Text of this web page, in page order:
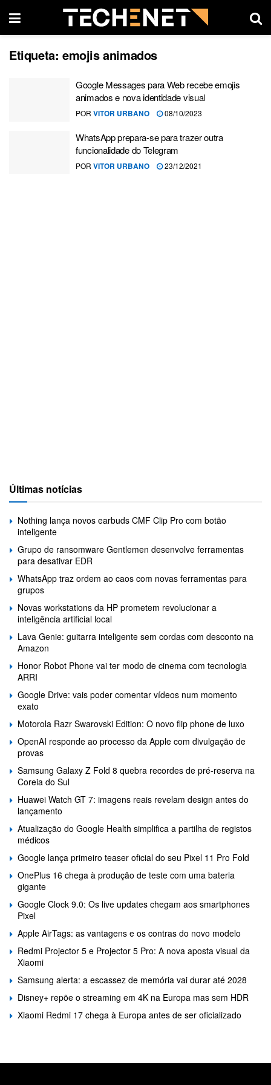
Etiqueta: emojis animados
Google Messages para Web recebe emojis
animados e nova identidade visual
POR VITOR URBANO 08/10/2023
WhatsApp prepara-se para trazer outra
funcionalidade do Telegram
POR VITOR URBANO 23/12/2021
Últimas notícias
Nothing lança novos earbuds CMF Clip Pro com botão
inteligente
Grupo de ransomware Gentlemen desenvolve ferramentas
para desativar EDR
WhatsApp traz ordem ao caos com novas ferramentas para
grupos
Novas workstations da HP prometem revolucionar a
inteligência artificial local
Lava Genie: guitarra inteligente sem cordas com desconto na
Amazon
Honor Robot Phone vai ter modo de cinema com tecnologia
ARRI
Google Drive: vais poder comentar vídeos num momento
exato
Motorola Razr Swarovski Edition: O novo flip phone de luxo
OpenAI responde ao processo da Apple com divulgação de
provas
Samsung Galaxy Z Fold 8 quebra recordes de pré-reserva na
Coreia do Sul
Huawei Watch GT 7: imagens reais revelam design antes do
lançamento
Atualização do Google Health simplifica a partilha de registos
médicos
Google lança primeiro teaser oficial do seu Pixel 11 Pro Fold
OnePlus 16 chega à produção de teste com uma bateria
gigante
Google Clock 9.0: Os live updates chegam aos smartphones
Pixel
Apple AirTags: as vantagens e os contras do novo modelo
Redmi Projector 5 e Projector 5 Pro: A nova aposta visual da
Xiaomi
Samsung alerta: a escassez de memória vai durar até 2028
Disney+ repõe o streaming em 4K na Europa mas sem HDR
Xiaomi Redmi 17 chega à Europa antes de ser oficializado